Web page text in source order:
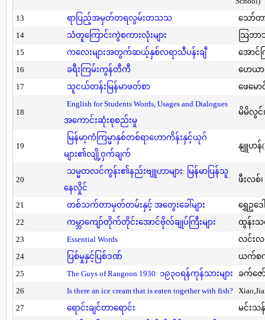
13
ရာပြည့်အမှတ်တရလွမ်းတသသ
သော်တ
14
သံတူကြောင်းကွဲစကားလုံးများ
သြဘာ
15
ကလေးများအတွက်ဆယ့်နှစ်လရာသီပန်းချီ
အောင်
16
ခရီးကြမ်းကွန်တီကီ
ဟေယာ
17
သူငယ်တန်းမြန်မာဖတ်စာ ဖေမော
18
English for Students Words, Usages and Dialogues
အကောင်းဆုံးစုစည်းမှု
မိမိလွင်၊
19
မြန်မာ့ကံကြမ္မာနှစ်တစ်ရာဟောကိန်းနှင့်ယုဂ်
များ၏လျို့ဝှက်ချက်
နျူဟန်
20
သမ္မတလင်ကွန်း၏နည်းဗျူဟာများ: မြန်မာပြန်သူ
နေလှိုင်
ဖီးလစ်
21 တစ်သက်တာမှတ်တမ်းနှင့် အတွေးခေါ်များ
ရွှေဥဒေ
22
ကမ္ဘာကျော်တိုက်တိုင်းအောင်ဗိုလ်ချုပ်ကြီးများ
ထွန်းသ
23
Essential Words
လင်းလ
24
ပြစ်မှုနှင့်ပြစ်ဒဏ်
ယက်စကီ
25
The Guys of Rangoon 1930: ၁၉၃၀ရန်ကုန်သားများ
ခက်ဇေ
26
Is there an ice cream that is eaten together with fish?
27
ရောင်းချင်တာရောင်း မင်းသ